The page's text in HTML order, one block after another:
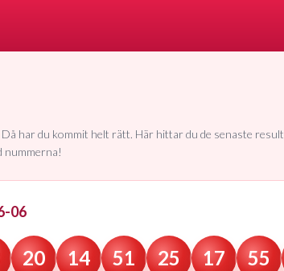
har du kommit helt rätt. Här hittar du de senaste
nummerna!
06
20 14 51 25 17 55